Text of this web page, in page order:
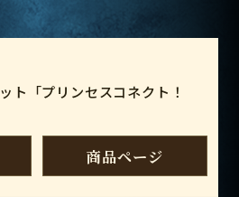
ト「プリンセスコネクト！
商品ページ